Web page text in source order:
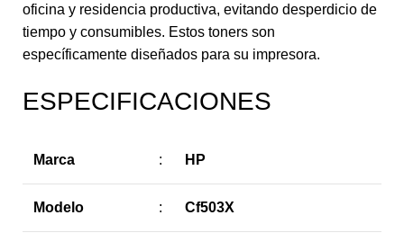
oficina y residencia productiva, evitando desperdicio de
tiempo y consumibles. Estos toners son
específicamente diseñados para su impresora.
ESPECIFICACIONES
Marca : HP
Modelo : Cf503X